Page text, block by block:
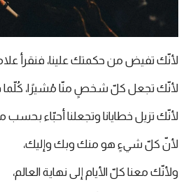
لأنّك تفيض من حكمتك علينا، فنقرأ
لأنّك تجعل كلّ شخصٍ منّا مُشيرًا، كُلّما
لأنّك تزيل خطايانا وتجعلنا أحبّاء بحسب
لأنّ كلّ شيءٍ هو منك وبك وإليك،
ولأنّك معنا كلّ الأيام إلى نهاية العالم،